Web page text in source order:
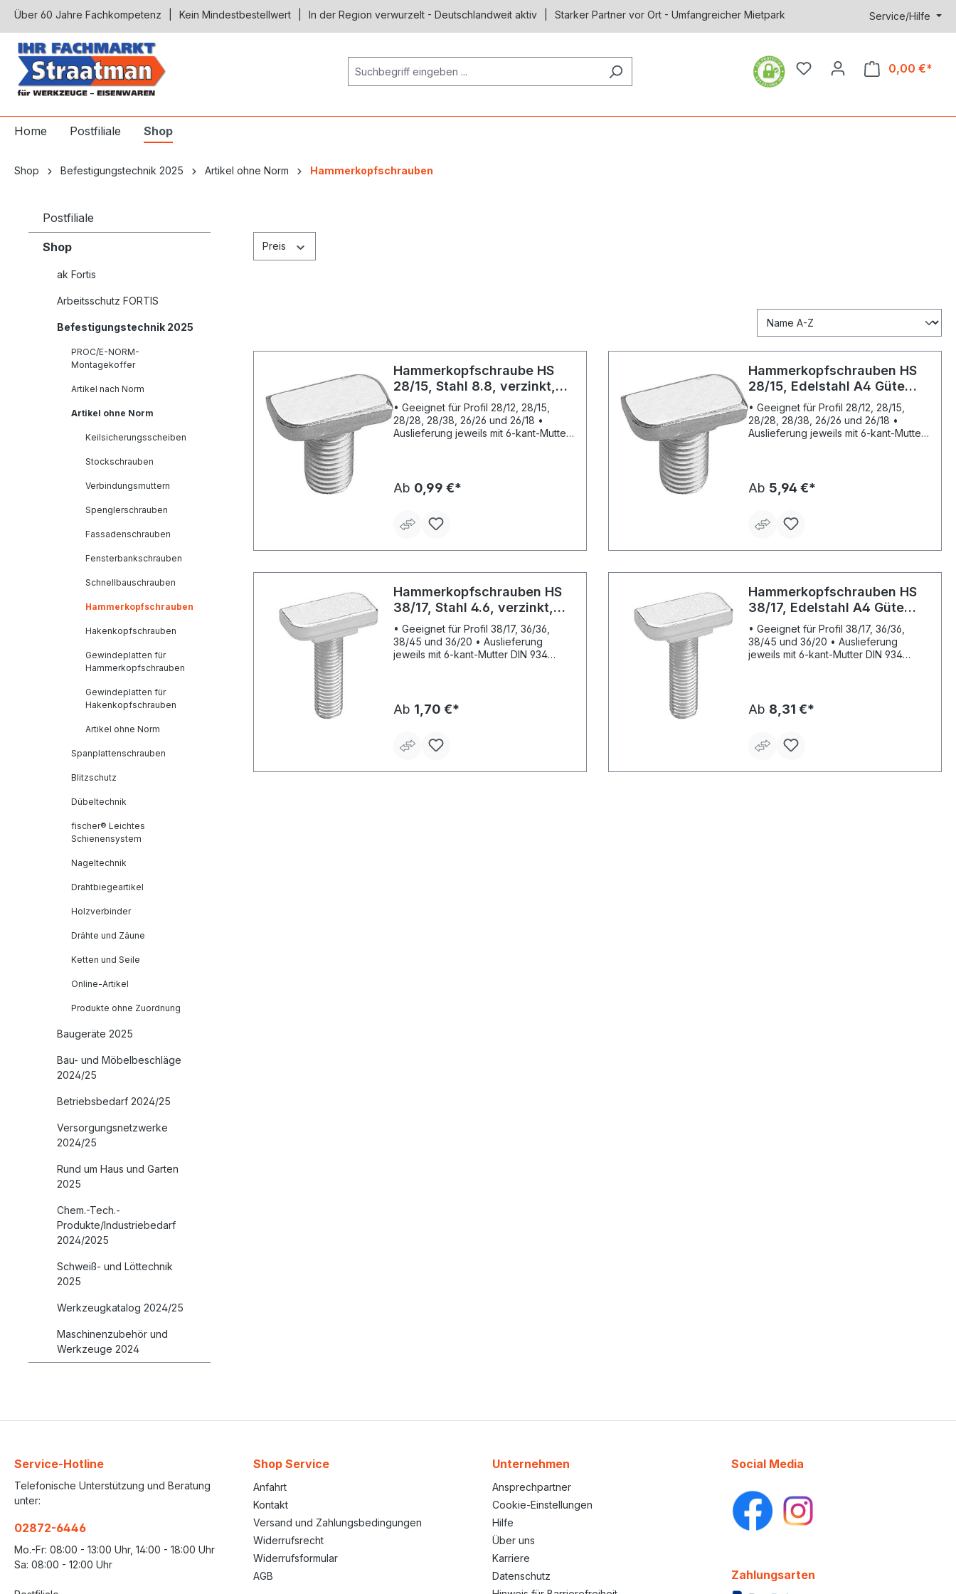
Zur Hauptnavigation springen
Über 60 Jahre Fachkompetenz Kein Mindestbestellwert In der Region verwurzelt - Deutschlandweit aktiv Starker Partner vor Ort - Umfangreicher Mietpark Service/Hilfe
0,00 €*
Home Postfiliale Shop
Shop Befestigungstechnik 2025 Artikel ohne Norm Hammerkopfschrauben
Postfiliale
Shop
ak Fortis
Arbeitsschutz FORTIS
Befestigungstechnik 2025
PROC/E-NORM-
Montagekoffer
Artikel nach Norm
Artikel ohne Norm
Keilsicherungsscheiben
Stockschrauben
Verbindungsmuttern
Spenglerschrauben
Fassadenschrauben
Fensterbankschrauben
Schnellbauschrauben
Hammerkopfschrauben
Hakenkopfschrauben
Gewindeplatten für
Hammerkopfschrauben
Gewindeplatten für
Hakenkopfschrauben
Artikel ohne Norm
Spanplattenschrauben
Blitzschutz
Dübeltechnik
fischer® Leichtes
Schienensystem
Nageltechnik
Drahtbiegeartikel
Holzverbinder
Drähte und Zäune
Ketten und Seile
Online-Artikel
Produkte ohne Zuordnung
Baugeräte 2025
Bau- und Möbelbeschläge
2024/25
Betriebsbedarf 2024/25
Versorgungsnetzwerke
2024/25
Rund um Haus und Garten
2025
Chem.-Tech.-
Produkte/Industriebedarf
2024/2025
Schweiß- und Löttechnik
2025
Werkzeugkatalog 2024/25
Maschinenzubehör und
Werkzeuge 2024
Preis
Hammerkopfschraube HS
28/15, Stahl 8.8, verzinkt,
Handelsverpackung
• Geeignet für Profil 28/12, 28/15,
28/28, 28/38, 26/26 und 26/18 •
Auslieferung jeweils mit 6-kant-Mutter
Profiltragfähigkeit übersteigen. Je
nach Verfügbarkeit auch ohne 4-kant
In Handelsverpackung.
Ab 0,99 €*
Hammerkopfschrauben HS
28/15, Edelstahl A4 Güte
A4-70, Handelsverpackung
• Geeignet für Profil 28/12, 28/15,
28/28, 28/38, 26/26 und 26/18 •
Auslieferung jeweils mit 6-kant-Mutter
Profiltragfähigkeit übersteigen. Je
nach Verfügbarkeit auch ohne 4-kant
In Handelsverpackung.
Ab 5,94 €*
Hammerkopfschrauben HS
38/17, Stahl 4.6, verzinkt,
Handelsverpackung
• Geeignet für Profil 38/17, 36/36,
38/45 und 36/20 • Auslieferung
jeweils mit 6-kant-Mutter DIN 934
Profiltragfähigkeit übersteigen. Je
nach Verfügbarkeit auch ohne 4-kant
In Handelsverpackung.
Ab 1,70 €*
Hammerkopfschrauben HS
38/17, Edelstahl A4 Güte
A4-70, Handelsverpackung
• Geeignet für Profil 38/17, 36/36,
38/45 und 36/20 • Auslieferung
jeweils mit 6-kant-Mutter DIN 934
Profiltragfähigkeit übersteigen. Je
nach Verfügbarkeit auch ohne 4-kant
In Handelsverpackung.
Ab 8,31 €*
Service-Hotline
Telefonische Unterstützung und Beratung
unter:
02872-6446
Mo.-Fr: 08:00 - 13:00 Uhr, 14:00 - 18:00 Uhr
Sa: 08:00 - 12:00 Uhr
Shop Service
Anfahrt
Kontakt
Versand und Zahlungsbedingungen
Widerrufsrecht
Widerrufsformular
AGB
Unternehmen
Ansprechpartner
Cookie-Einstellungen
Hilfe
Über uns
Karriere
Datenschutz
Social Media
Zahlungsarten